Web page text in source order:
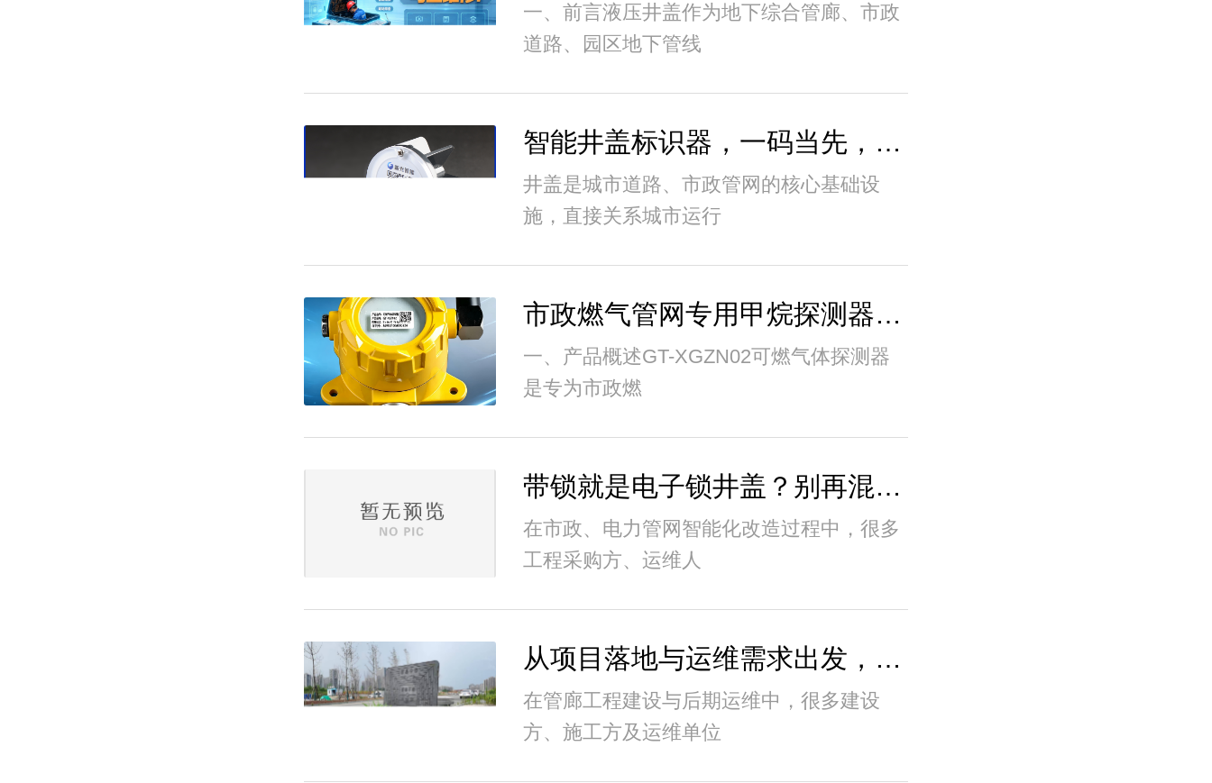
一、前言液压井盖作为地下综合管廊、市政
道路、园区地下管线
智能井盖标识器，一码当先，智护通行
井盖是城市道路、市政管网的核心基础设
施，直接关系城市运行
市政燃气管网专用甲烷探测器，三年免换电池
一、产品概述GT-XGZN02可燃气体探测器
是专为市政燃
带锁就是电子锁井盖？别再混淆机械锁井盖与
在市政、电力管网智能化改造过程中，很多
工程采购方、运维人
从项目落地与运维需求出发，解读液压井盖为
在管廊工程建设与后期运维中，很多建设
方、施工方及运维单位